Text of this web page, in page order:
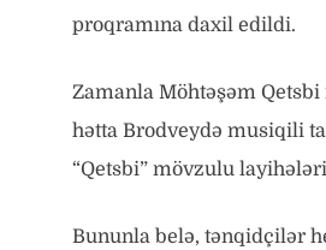
proqramına daxil edildi.
Zamanla Möhtəşəm
hətta Brodveydə musiqili
“Qetsbi” mövzulu
Bununla belə, tənqidçilər